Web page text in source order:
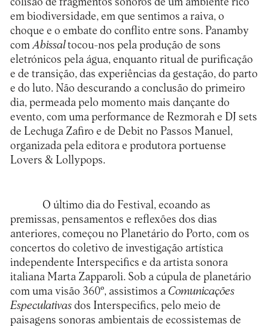
em biodiversidade, em que sentimos a raiva, o
choque e o embate do conflito entre sons. Panamby
com Abissaltocou-nos pela produção de sons
eletrónicos pela água, enquanto ritual de purificação
e de transição, das experiências da gestação, do parto
e do luto. Não descurando a conclusão do primeiro
dia, permeada pelo momento mais dançante do
evento, com uma performance de Rezmorah e DJ sets
de Lechuga Zafiro e de Debit no Passos Manuel,
organizada pela editora e produtora portuense
Lovers & Lollypops.
O último dia do Festival, ecoando as
premissas, pensamentos e reflexões dos dias
anteriores, começou no Planetário do Porto, com os
concertos do coletivo de investigação artística
independente Interspecifics e da artista sonora
italiana Marta Zapparoli. Sob a cúpula de planetário
com uma visão 360º, assistimos a Comunicações
Especulativasdos Interspecifics, pelo meio de
paisagens sonoras ambientais de ecossistemas de